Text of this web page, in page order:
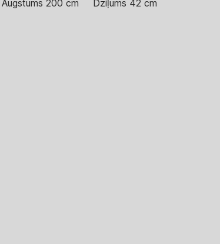
Augstums 200 cm Dziļums 42 cm